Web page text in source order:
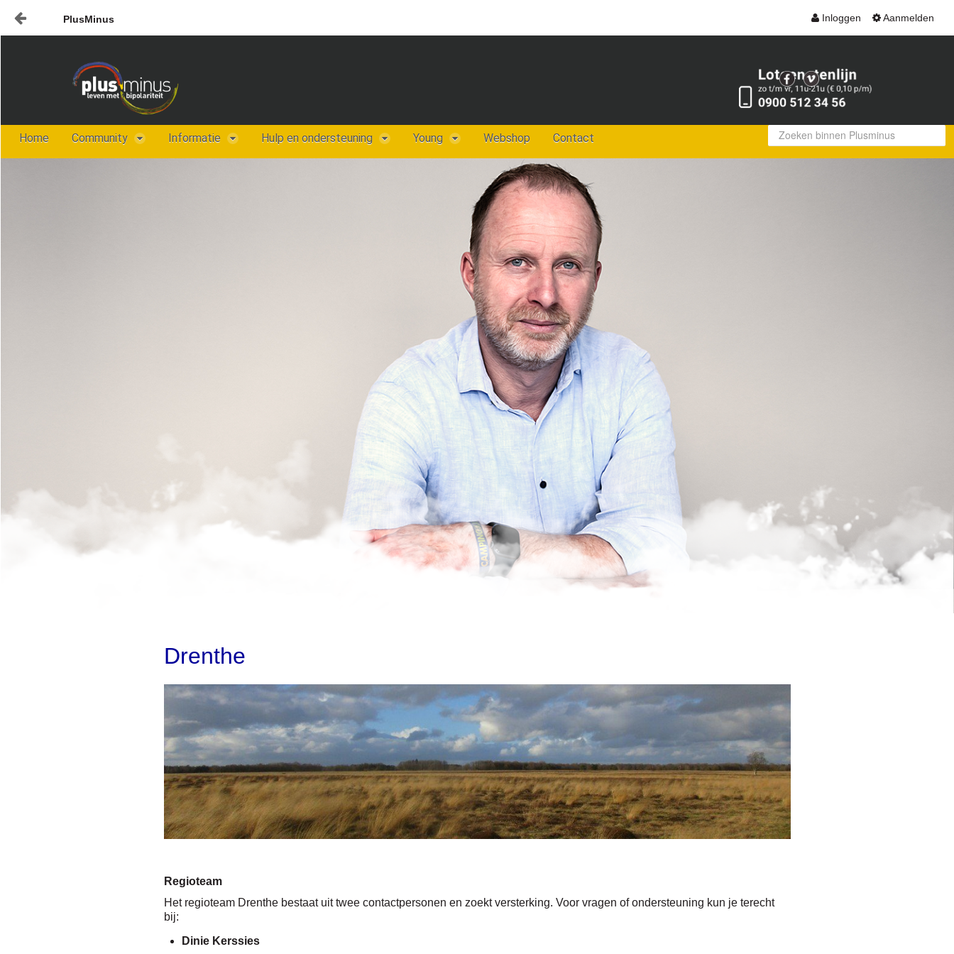
Inloggen Aanmelden
PlusMinus
Nieuws
Plusminus-in-verbinding1
Home Community Informatie Hulp en ondersteuning Young Webshop Contact
Drenthe
Regioteam
Het regioteam Drenthe bestaat uit twee contactpersonen en zoekt versterking. Voor vragen of ondersteuning kun je terecht
bij:
Dinie Kerssies